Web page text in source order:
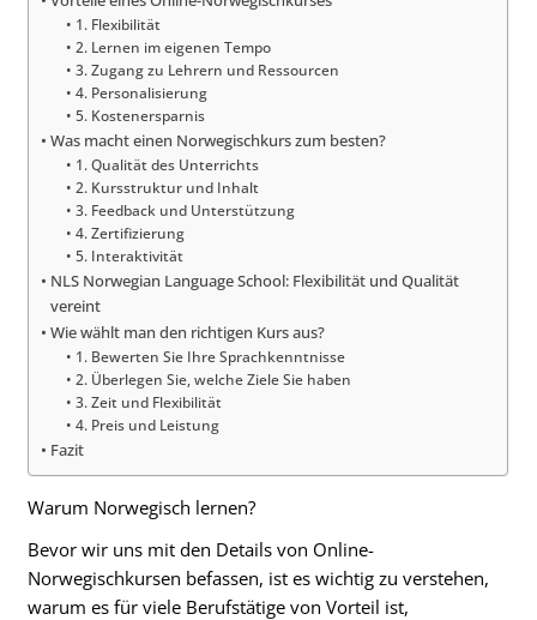
1. Flexibilität
2. Lernen im eigenen Tempo
3. Zugang zu Lehrern und Ressourcen
4. Personalisierung
5. Kostenersparnis
Was macht einen Norwegischkurs zum besten?
1. Qualität des Unterrichts
2. Kursstruktur und Inhalt
3. Feedback und Unterstützung
4. Zertifizierung
5. Interaktivität
NLS Norwegian Language School: Flexibilität und Qualität
vereint
Wie wählt man den richtigen Kurs aus?
1. Bewerten Sie Ihre Sprachkenntnisse
2. Überlegen Sie, welche Ziele Sie haben
3. Zeit und Flexibilität
4. Preis und Leistung
Fazit
Warum Norwegisch lernen?
Bevor wir uns mit den Details von Online-
Norwegischkursen befassen, ist es wichtig zu verstehen,
warum es für viele Berufstätige von Vorteil ist,